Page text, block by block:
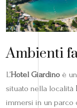
Ambienti
L’Hotel Giardino è un
situato nella località
immersi in un parco